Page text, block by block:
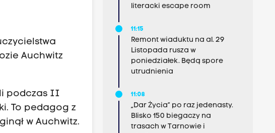
Auchwitz
podczas II
To pedagog z
w Auchwitz.
literacki escape room
11:15
Remont wiaduktu na al. 29
Listopada rusza w
poniedziałek. Będą spore
utrudnienia
11:08
„Dar Życia” po raz jedenasty.
Blisko 150 biegaczy na
trasach w Tarnowie i